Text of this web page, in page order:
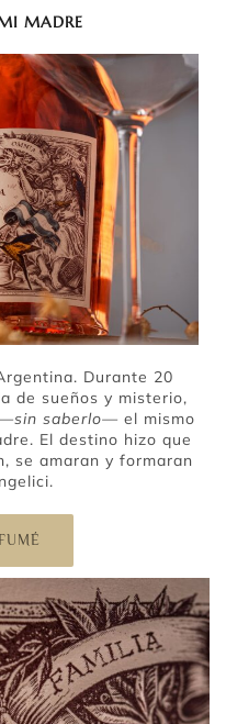
MADRE
Durante 20
de sueños y misterio,
saberlo— el mismo
El destino hizo que
se amaran y formaran